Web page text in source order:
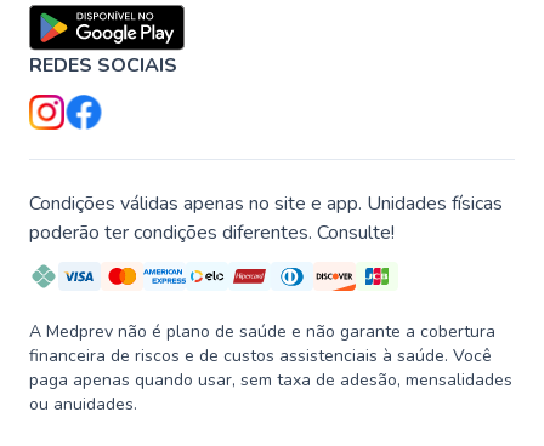
REDES SOCIAIS
Condições válidas apenas no site e app. Unidades físicas
poderão ter condições diferentes. Consulte!
A Medprev não é plano de saúde e não garante a cobertura
financeira de riscos e de custos assistenciais à saúde. Você
paga apenas quando usar, sem taxa de adesão, mensalidades
ou anuidades.